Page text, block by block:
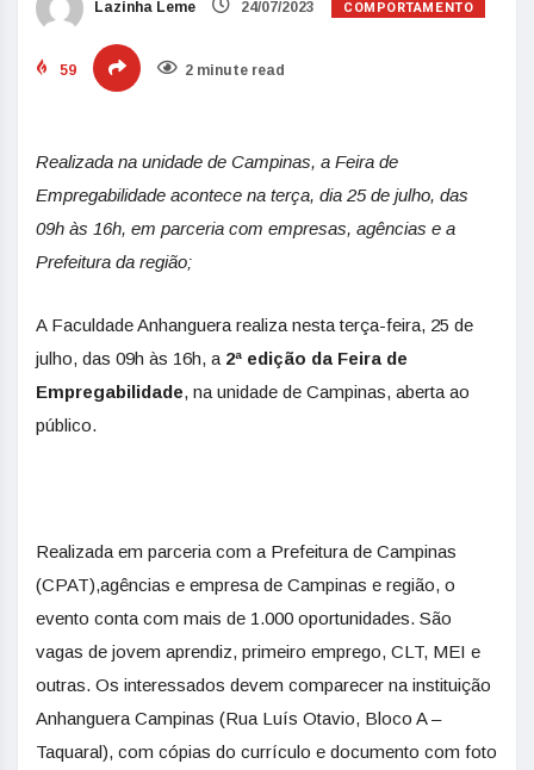
Lazinha Leme 24/07/2023 COMPORTAMENTO
59 2 minute read
Realizada na unidade de Campinas, a Feira de
Empregabilidade acontece na terça, dia 25 de julho, das
09h às 16h, em parceria com empresas, agências e a
Prefeitura da região;
A Faculdade Anhanguera realiza nesta terça-feira, 25 de
julho, das 09h às 16h, a 2ª edição da Feira de
Empregabilidade, na unidade de Campinas, aberta ao
público.
Realizada em parceria com a Prefeitura de Campinas
(CPAT),agências e empresa de Campinas e região, o
evento conta com mais de 1.000 oportunidades. São
vagas de jovem aprendiz, primeiro emprego, CLT, MEI e
outras. Os interessados devem comparecer na instituição
Anhanguera Campinas (Rua Luís Otavio, Bloco A –
Taquaral), com cópias do currículo e documento com foto